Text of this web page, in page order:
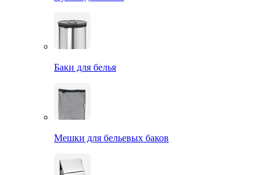
Баки для белья
Мешки для бельевых баков